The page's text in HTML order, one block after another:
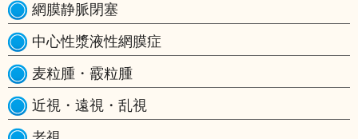
網膜静脈閉塞
中心性漿液性網膜症
麦粒腫・霰粒腫
近視・遠視・乱視